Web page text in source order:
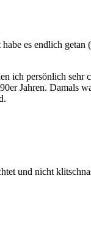
es endlich
ich persönlich sehr
Jahren. Damals
und nicht